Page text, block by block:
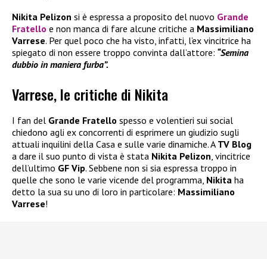
Nikita Pelizon si è espressa a proposito del nuovo Grande
Fratello e non manca di fare alcune critiche a Massimiliano
Varrese. Per quel poco che ha visto, infatti, l’ex vincitrice ha
spiegato di non essere troppo convinta dall’attore: “Semina
dubbio in maniera furba”.
Varrese, le critiche di Nikita
I fan del Grande Fratello spesso e volentieri sui social
chiedono agli ex concorrenti di esprimere un giudizio sugli
attuali inquilini della Casa e sulle varie dinamiche. A TV Blog
a dare il suo punto di vista è stata Nikita Pelizon , vincitrice
dell’ultimo GF Vip. Sebbene non si sia espressa troppo in
quelle che sono le varie vicende del programma, Nikita ha
detto la sua su uno di loro in particolare: Massimiliano
Varrese!